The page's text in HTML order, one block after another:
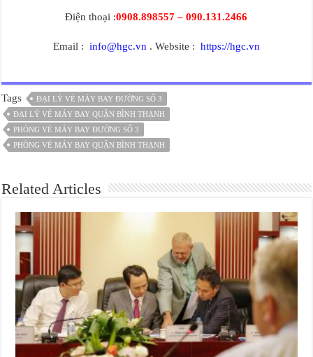
Điện thoại :0908.898557 – 090.131.2466
Email : info@hgc.vn. Website : https://hgc.vn
Tags
ĐẠI LÝ VÉ MÁY BAY ĐƯỜNG SỐ 3
ĐẠI LÝ VÉ MÁY BAY QUẬN BÌNH THẠNH
PHÒNG VÉ MÁY BAY ĐƯỜNG SỐ 3
PHÒNG VÉ MÁY BAY QUẬN BÌNH THẠNH
Related Articles